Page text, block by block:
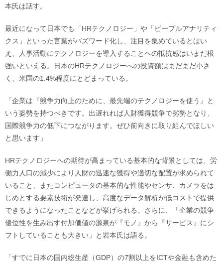
本氏は話す。
最近になって日本でも「HRテクノロジー」や「ピープルアナリティ
クス」といった言葉がバズワード化し、注目を集めているとはい
え、人事活動にテクノロジーを導入することへの抵抗感はいまだ根
強いといえる。日本のHRテクノロジーへの投資額はまだまだ小さ
く、米国の1.4%程度にとどまっている。
「企業は『競争力向上のために、最先端のテクノロジーを使う』と
いう姿勢を持つべきです。出遅れれば人財獲得競争で劣勢となり、
国際競争力の低下につながります。ぜひ前向きに取り組んでほしい
と思います」
HRテクノロジーへの期待が高まっている基本的な背景としては、労
働力人口の減少により人財の迅速な獲得や適切な配置が求められて
いること、またコンピュータの基本的な性能やセンサ、カメラをは
じめとする要素技術が発達し、高度なデータ解析が低コストで提供
できるようになったことなどが挙げられる。さらに、「企業の競争
優位性を生み出す付加価値の源泉が『モノ』から『サービス』にシ
フトしていることも大きい」と岩本氏は語る。
「すでに日本の国内総生産（GDP）の7割以上をICTや金融も含めた